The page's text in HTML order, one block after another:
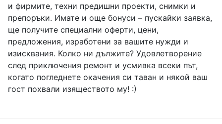
и фирмите, техни предишни проекти, снимки и
препоръки. Имате и още бонуси – пускайки заявка,
ще получите специални оферти, цени,
предложения, изработени за вашите нужди и
изисквания. Колко ни дължите? Удовлетворение
след приключения ремонт и усмивка всеки път,
когато погледнете окачения си таван и някой ваш
гост похвали изяществото му! :)